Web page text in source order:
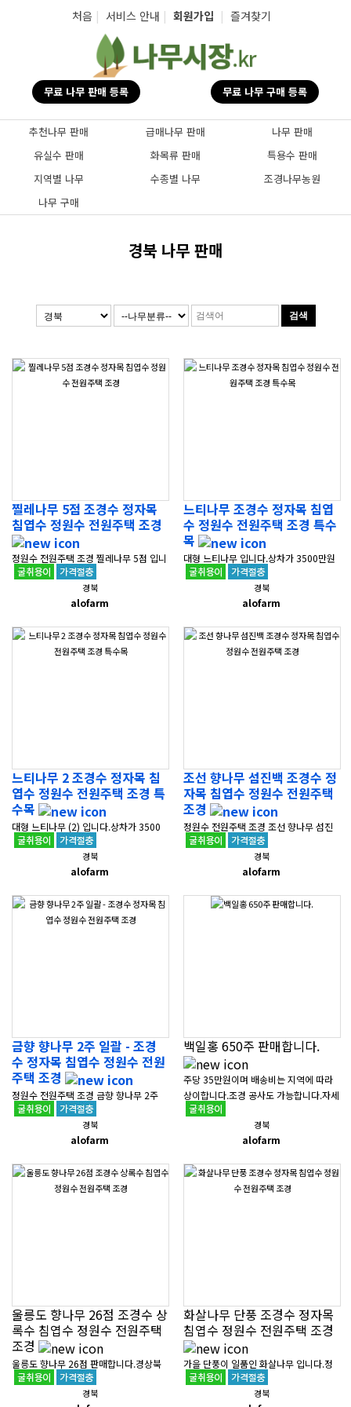
처음 | 서비스 안내 | 회원가입 | 즐겨찾기
무료 나무 판매 등록 무료 나무 구매 등록
추천나무 판매 급매나무 판매
나무 판매
유실수 판매
화목류 판매
특용수 판매
지역별 나무
수종별 나무
조경나무농원
나무 구매
경북 나무 판매
찔레나무 5점 조경수 정자목
침엽수 정원수 전원주택 조경
정원수 전원주택 조경 찔레나무 5점 입니
다.상차가 50만원이며 배송비는 지역에
따라 상이합니다.경상북도 포항시 북구
흥해읍에 위치해 있으며조경 공사도 ..
경북
alofarm
느티나무 조경수 정자목 침엽
수 정원수 전원주택 조경 특수
목
대형 느티나무 입니다.상차가 3500만원
이며 배송비는 지역에 따라 상이합니다.
경상북도 포항시 북구 흥해읍에 위치해
있으며조경 공사도 가능합니다.다른 조..
경북
alofarm
느티나무 2 조경수 정자목 침
엽수 정원수 전원주택 조경 특
수목
대형 느티나무 (2) 입니다.상차가 3500
만원이며 배송비는 지역에 따라 상이합니
다.경상북도 포항시 북구 흥해읍에 위치
해 있으며조경 공사도 가능합니다.다..
경북
alofarm
조선 향나무 섬진백 조경수 정
자목 침엽수 정원수 전원주택
조경
정원수 전원주택 조경 조선 향나무 섬진
백 입니다.상차가 2,300만원이며 배송비
는 지역에 따라 상이합니다.경상북도 포
항시 북구 흥해읍에 위치해 있으며조..
경북
alofarm
금향 향나무 2주 일괄 - 조경
수 정자목 침엽수 정원수 전원
주택 조경
정원수 전원주택 조경 금향 향나무 2주
입니다.상차가 3,600만원이며 배송비는
지역에 따라 상이합니다.2주 일괄 또는 1
주씩 구매도 가능합니다.경상북도 포..
경북
alofarm
백일홍 650주 판매합니다.
주당 35만원이며 배송비는 지역에 따라
상이합니다.조경 공사도 가능합니다.자세
한 문의는 톡톡이나 판매자 연락처로 유
선연락 부탁드리겠습니다...
경북
alofarm
울릉도 향나무 26점 조경수 상
록수 침엽수 정원수 전원주택
조경
울릉도 향나무 26점 판매합니다.경상북
도 포항시 북구 흥해읍에 위치해 있으며
조경 공사도 가능합니다.다른 조경수도
경북
화살나무 단풍 조경수 정자목
침엽수 정원수 전원주택 조경
가을 단풍이 일품인 화살나무 입니다.정
자목, 조경수로도 손색이 없는 사이즈입
니다.수고는 2.5M 내외 수폭은 2M 내외
경북